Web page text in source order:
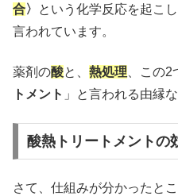
合〉
という化学反応を起こ
言われています。
薬剤の酸と、 熱処理 、この
トメント 」と言われる由縁
酸熱トリートメントの
さて、仕組みが分かったと